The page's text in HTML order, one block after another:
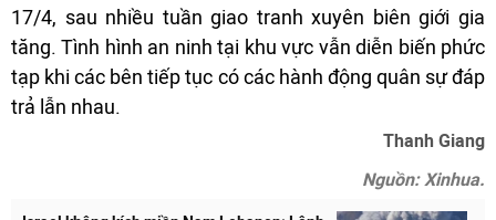
17/4, sau nhiều tuần giao tranh xuyên biên giới gia
tăng. Tình hình an ninh tại khu vực vẫn diễn biến phức
tạp khi các bên tiếp tục có các hành động quân sự đáp
trả lẫn nhau.
Thanh Giang
Nguồn: Xinhua.